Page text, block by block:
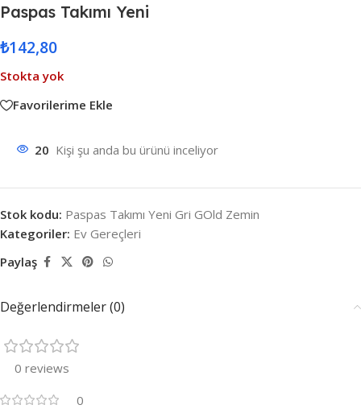
Paspas Takımı Yeni
₺142,80
Stokta yok
Favorilerime Ekle
20 Kişi şu anda bu ürünü inceliyor
Stok kodu: Paspas Takımı Yeni Gri GOld Zemin
Kategoriler: Ev Gereçleri
Paylaş
Değerlendirmeler (0)
0 reviews
0